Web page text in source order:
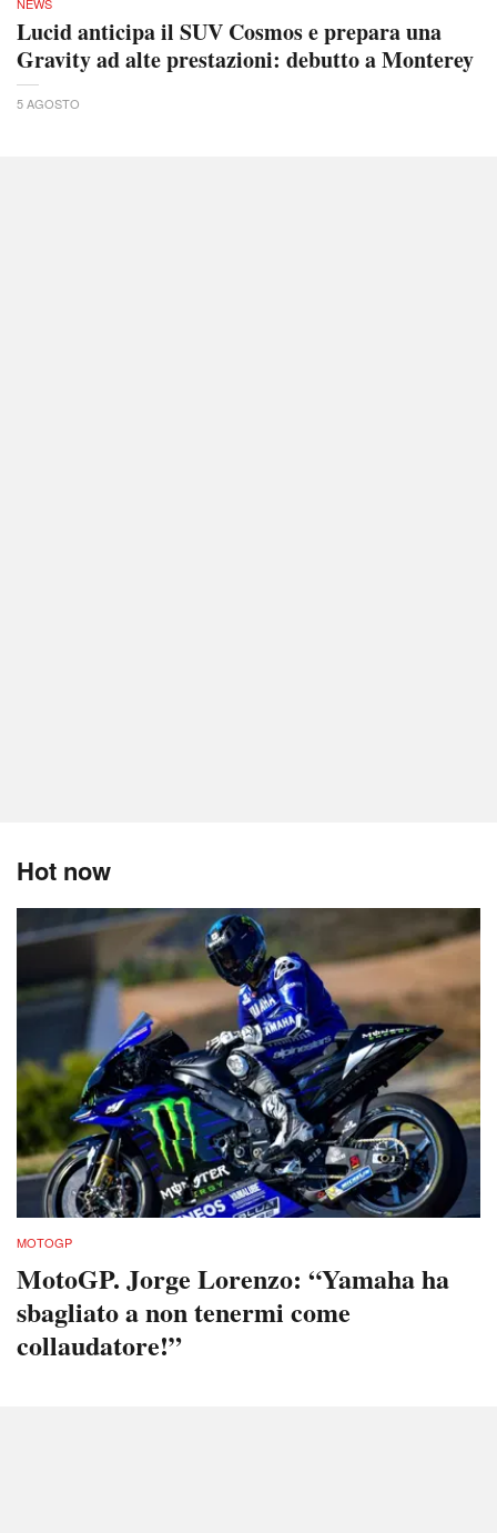
NEWS
Lucid anticipa il SUV Cosmos e prepara una
Gravity ad alte prestazioni: debutto a Monterey
5 AGOSTO
Hot now
MOTOGP
MotoGP. Jorge Lorenzo: “Yamaha ha
sbagliato a non tenermi come
collaudatore!”